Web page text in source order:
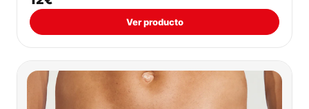
Ver producto